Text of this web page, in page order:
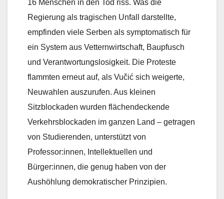
16 Menschen in den Tod riss. Was die
Regierung als tragischen Unfall darstellte,
empfinden viele Serben als symptomatisch für
ein System aus Vetternwirtschaft, Baupfusch
und Verantwortungslosigkeit. Die Proteste
flammten erneut auf, als Vučić sich weigerte,
Neuwahlen auszurufen. Aus kleinen
Sitzblockaden wurden flächendeckende
Verkehrsblockaden im ganzen Land – getragen
von Studierenden, unterstützt von
Professor:innen, Intellektuellen und
Bürger:innen, die genug haben von der
Aushöhlung demokratischer Prinzipien.